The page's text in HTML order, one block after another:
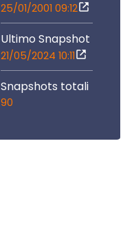
25/01/2001 09:12
Ultimo Snapshot
21/05/2024 10:11
Snapshots totali
90